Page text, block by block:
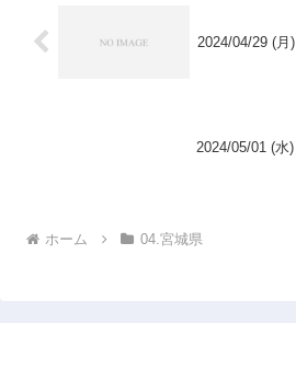
2024/04/29 (月)
2024/05/01 (水)
ホーム 04.宮城県